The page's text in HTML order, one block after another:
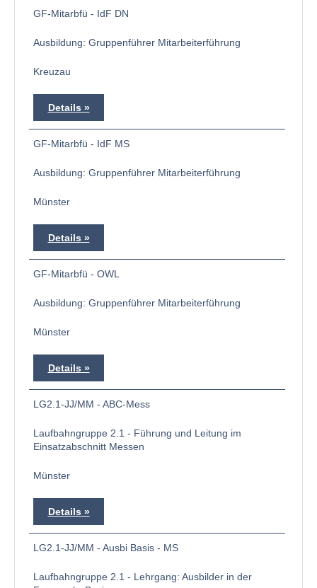
GF-Mitarbfü - IdF DN
Ausbildung: Gruppenführer Mitarbeiterführung
Kreuzau
Details
GF-Mitarbfü - IdF MS
Ausbildung: Gruppenführer Mitarbeiterführung
Münster
Details
GF-Mitarbfü - OWL
Ausbildung: Gruppenführer Mitarbeiterführung
Münster
Details
LG2.1-JJ/MM - ABC-Mess
Laufbahngruppe 2.1 - Führung und Leitung im
Einsatzabschnitt Messen
Münster
Details
LG2.1-JJ/MM - Ausbi Basis - MS
Laufbahngruppe 2.1 - Lehrgang: Ausbilder in der